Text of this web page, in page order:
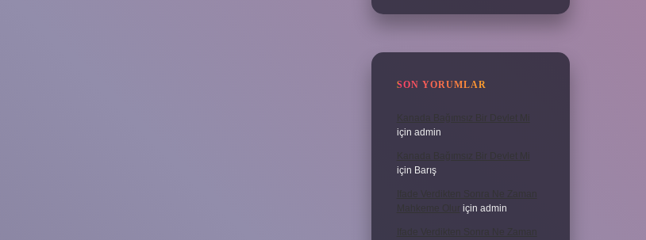
SON YORUMLAR
Kanada Bağımsız Bir Devlet Mi
için admin
Kanada Bağımsız Bir Devlet Mi
için Barış
Ifade Verdikten Sonra Ne Zaman
Mahkeme Olur için admin
Ifade Verdikten Sonra Ne Zaman